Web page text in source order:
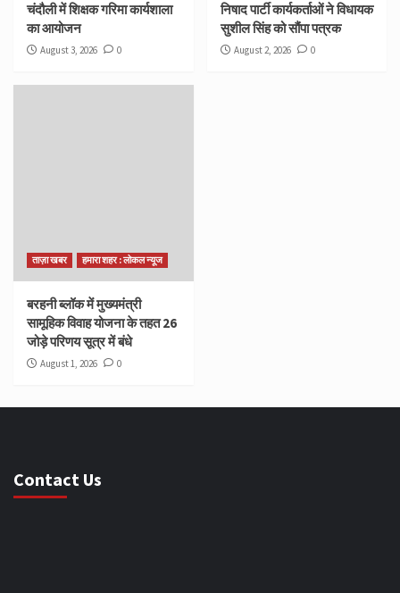
चंदौली में शिक्षक गरिमा कार्यशाला
का आयोजन
August 3, 2026 0
निषाद पार्टी कार्यकर्ताओं ने विधायक
सुशील सिंह को सौंपा पत्रक
August 2, 2026 0
ताज़ा खबर हमारा शहर : लोकल न्यूज
बरहनी ब्लॉक में मुख्यमंत्री
सामूहिक विवाह योजना के तहत 26
जोड़े परिणय सूत्र में बंधे
August 1, 2026 0
Contact Us